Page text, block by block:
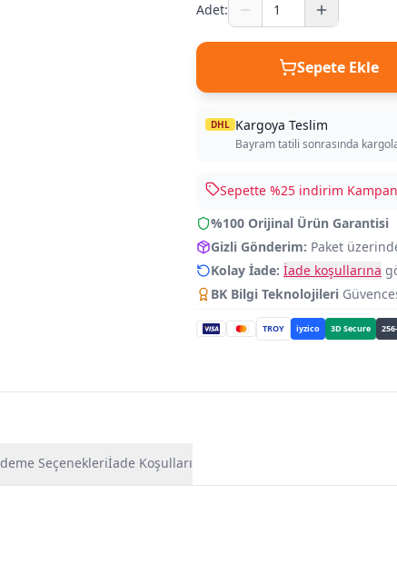
Adet:
Sepete Ekle
DHL Kargoya Teslim
Bayram tatili sonrasında
Sepette %25 indirim
%100 Orijinal Ürün Garantisi
Gizli Gönderim: Paket
Kolay İade: İade koşullarına
BK Bilgi Teknolojileri
TROY iyzico 3D Secure
Seçenekleriİade Koşulları